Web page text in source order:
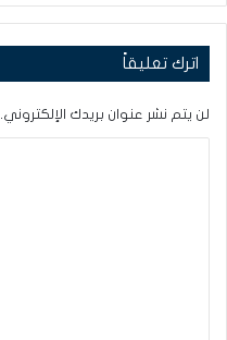
اترك تعليقاً
لن يتم نشر عنوان بريدك الإلكتروني.